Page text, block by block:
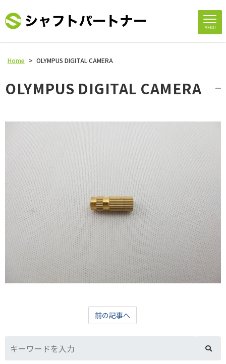
MENU
Home > OLYMPUS DIGITAL CAMERA
OLYMPUS DIGITAL CAMERA
前の記事へ